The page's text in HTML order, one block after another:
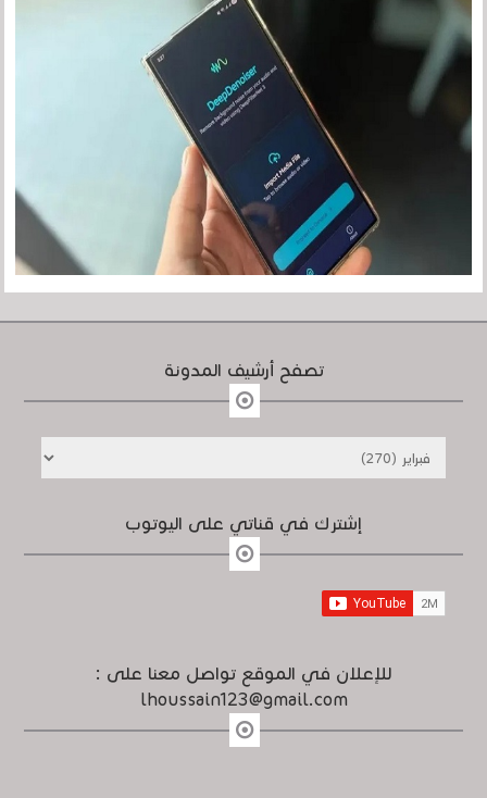
تصفح أرشيف المدونة
إشترك في قناتي على اليوتوب
للإعلان في الموقع تواصل معنا على :
lhoussain123@gmail.com